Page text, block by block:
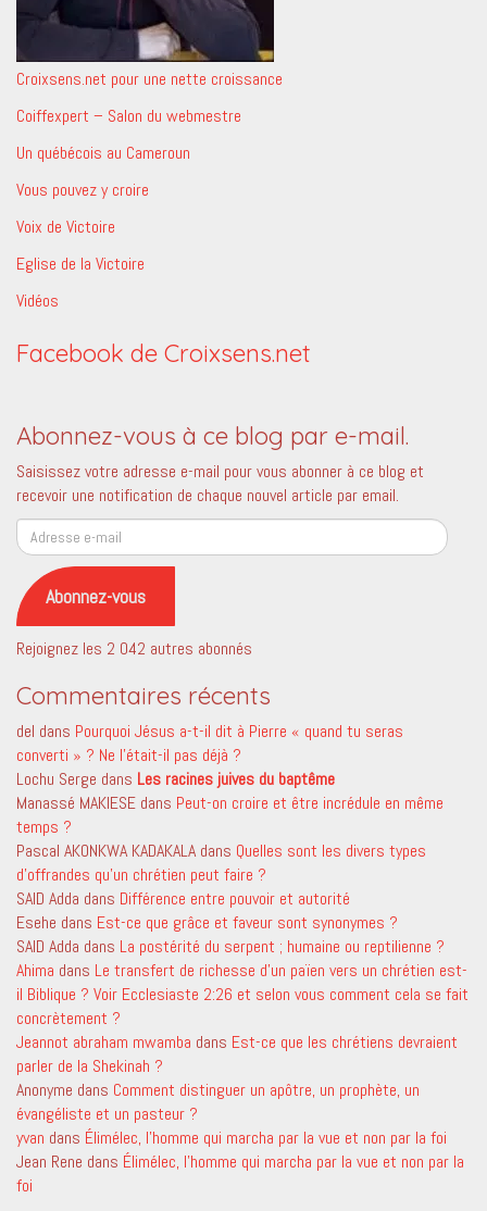
Croixsens.net pour une nette croissance
Coiffexpert – Salon du webmestre
Un québécois au Cameroun
Vous pouvez y croire
Voix de Victoire
Eglise de la Victoire
Vidéos
Facebook de Croixsens.net
Abonnez-vous à ce blog par e-mail.
Saisissez votre adresse e-mail pour vous abonner à ce blog et
recevoir une notification de chaque nouvel article par email.
Adresse
e-
mail
Abonnez-vous
Rejoignez les 2 042 autres abonnés
Commentaires récents
del dans Pourquoi Jésus a-t-il dit à Pierre « quand tu seras
converti » ? Ne l’était-il pas déjà ?
Lochu Serge dans Les racines juives du baptême
Manassé MAKIESE dans Peut-on croire et être incrédule en même
temps ?
Pascal AKONKWA KADAKALA dans Quelles sont les divers types
d’offrandes qu’un chrétien peut faire ?
SAID Adda dans Différence entre pouvoir et autorité
Esehe dans Est-ce que grâce et faveur sont synonymes ?
SAID Adda dans La postérité du serpent ; humaine ou reptilienne ?
Ahima dans Le transfert de richesse d’un païen vers un chrétien est-
il Biblique ? Voir Ecclesiaste 2:26 et selon vous comment cela se fait
concrètement ?
Jeannot abraham mwamba dans Est-ce que les chrétiens devraient
parler de la Shekinah ?
Anonyme dans Comment distinguer un apôtre, un prophète, un
évangéliste et un pasteur ?
yvan dans Élimélec, l’homme qui marcha par la vue et non par la foi
Jean Rene dans Élimélec, l’homme qui marcha par la vue et non par la
foi